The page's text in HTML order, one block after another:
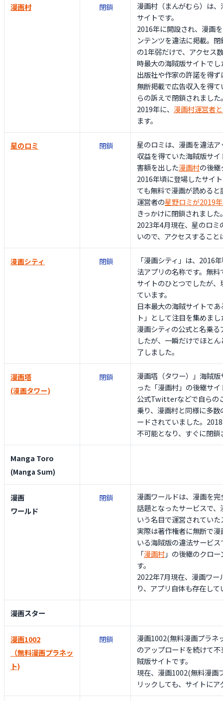
漫画村 閉鎖
漫画村（まんがむら）は
サイトです。
2016年に開設され、漫画
ンテンツを違法に掲載。
の1年弱だけで、アクセス
時最大の海賊版サイトでし
出版社や作家の許諾を得
無断掲載で広告収入を得
らの訴えで閉鎖されました
2019年に、 漫画村運営者
ます。
星のロミ 閉鎖
星のロミは、漫画を違法
収益を得ていた海賊版サ
害額を出した漫画村の後継
2016年頃に登場したサイ
ても無料で漫画が読めると
運営者の星野ロミが2019
きっかけに閉鎖されました
2023年4月現在、星のロ
いので、アクセスすること
漫画シティ 閉鎖
「漫画シティ」は、2016
法アプリの名称です。無
サイトのひとつでしたが
ています。
日本最大の海賊サイトで
ト」として注目を集めまし
漫画シティの公式と名乗
したが、一瞬だけでほと
了しました。
漫画塔
(漫画タワー)
閉鎖
漫画塔（タワー）」海賊
った「漫画村」の後継サイ
公式Twitterなどで自らの
乗り、漫画村と同様に多
ードされていました。
不可能となり、すぐに閉鎖
Manga Toro
(Manga Sum)
漫画
ワールド
閉鎖
漫画ワールドは、漫画を
話題となったサービスで
いう名目で運営されてい
実際は著作権者に無断で
いる海賊版の違法サービス
「漫画村」の後継のクロ
す。
2022年7月現在、漫画ワ
り、アプリ自体も存在して
漫画スター
漫画1002
（無料漫画プラネッ
ト)
閉鎖
漫画1002(無料漫画プラネ
のアップロードを続けて
賊版サイトです。
現在、漫画1002(無料漫画
リックしても、サイトに